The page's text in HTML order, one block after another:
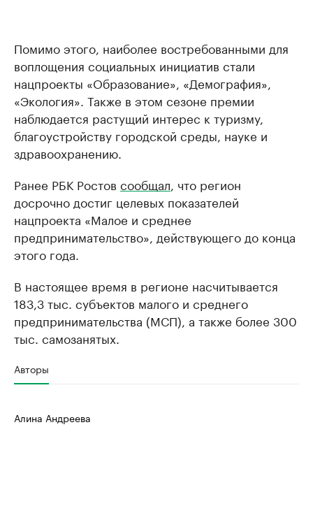
Помимо этого, наиболее востребованными для
воплощения социальных инициатив стали
нацпроекты «Образование», «Демография»,
«Экология». Также в этом сезоне премии
наблюдается растущий интерес к туризму,
благоустройству городской среды, науке и
здравоохранению.
Ранее РБК Ростов сообщал , что регион
досрочно достиг целевых показателей
нацпроекта «Малое и среднее
предпринимательство», действующего до конца
этого года.
В настоящее время в регионе насчитывается
183,3 тыс. субъектов малого и среднего
предпринимательства (МСП), а также более 300
тыс. самозанятых.
Авторы
Алина Андреева